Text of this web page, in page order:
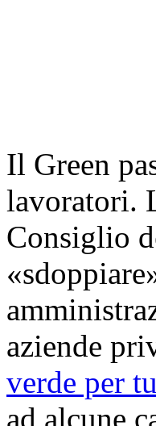
Il Green
lavoratori.
Consiglio
aziende
verde per
ad alcune